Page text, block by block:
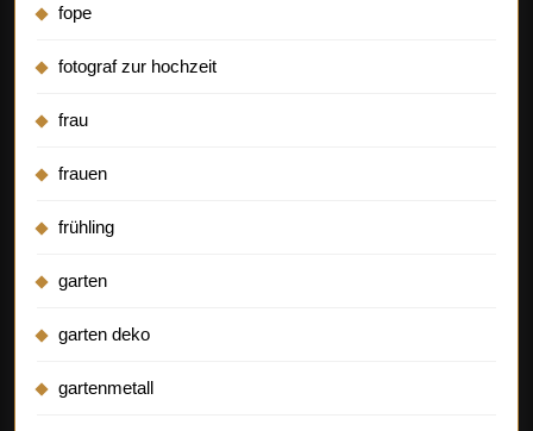
fope
fotograf zur hochzeit
frau
frauen
frühling
garten
garten deko
gartenmetall